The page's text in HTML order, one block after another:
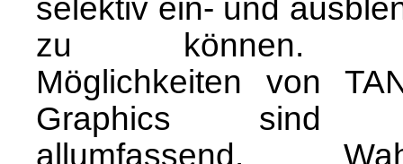
selektiv ein- und
zu können.
Möglichkeiten von
Graphics sind
allumfassend.